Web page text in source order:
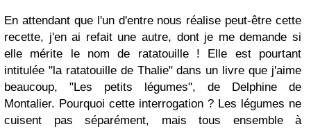
En attendant que l'un d'entre nous réalise peut-être cette
recette, j'en ai refait une autre, dont je me demande si
elle mérite le nom de ratatouille ! Elle est pourtant
intitulée "la ratatouille de Thalie" dans un livre que j'aime
beaucoup, "Les petits légumes", de Delphine de
Montalier. Pourquoi cette interrogation ? Les légumes ne
cuisent pas séparément, mais tous ensemble à